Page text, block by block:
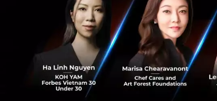
AI กับอนาคตของ
ถึงแม้ว่าการเปลี่